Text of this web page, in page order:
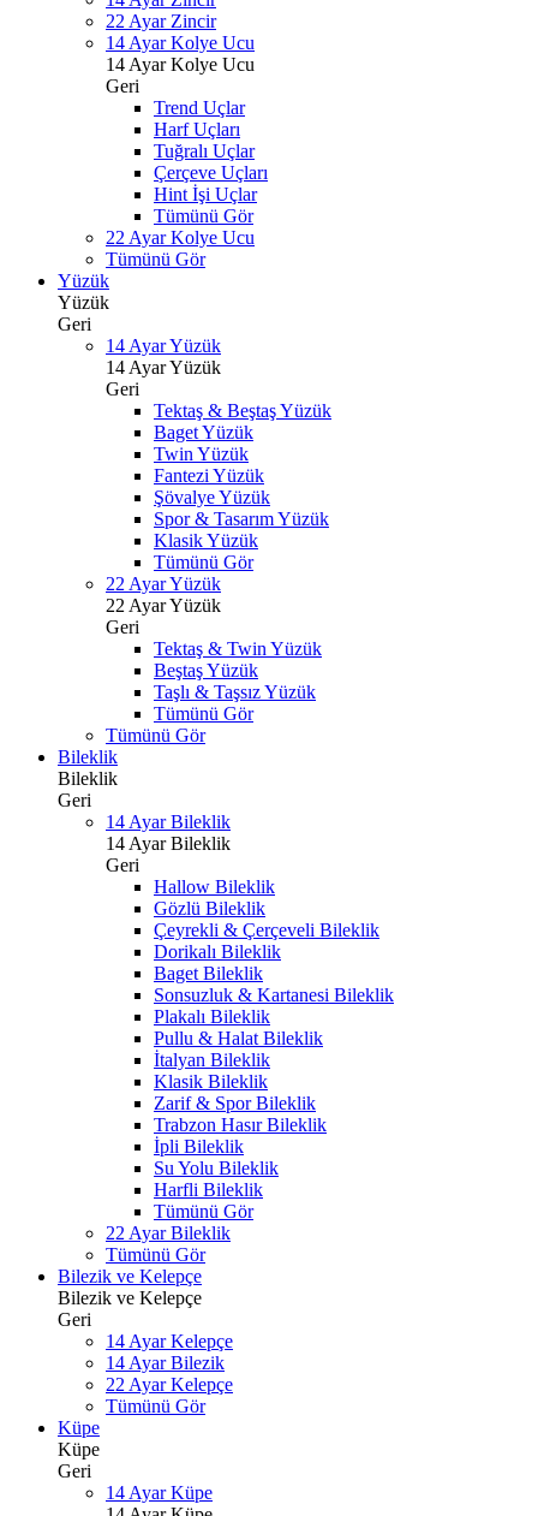
22 Ayar Zincir
14 Ayar Kolye Ucu
14 Ayar Kolye Ucu
Geri
Trend Uçlar
Harf Uçları
Tuğralı Uçlar
Çerçeve Uçları
Hint İşi Uçlar
Tümünü Gör
22 Ayar Kolye Ucu
Tümünü Gör
Yüzük
Yüzük
Geri
14 Ayar Yüzük
14 Ayar Yüzük
Geri
Tektaş & Beştaş Yüzük
Baget Yüzük
Twin Yüzük
Fantezi Yüzük
Şövalye Yüzük
Spor & Tasarım Yüzük
Klasik Yüzük
Tümünü Gör
22 Ayar Yüzük
22 Ayar Yüzük
Geri
Tektaş & Twin Yüzük
Beştaş Yüzük
Taşlı & Taşsız Yüzük
Tümünü Gör
Tümünü Gör
Bileklik
Bileklik
Geri
14 Ayar Bileklik
14 Ayar Bileklik
Geri
Hallow Bileklik
Gözlü Bileklik
Çeyrekli & Çerçeveli Bileklik
Dorikalı Bileklik
Baget Bileklik
Sonsuzluk & Kartanesi Bileklik
Plakalı Bileklik
Pullu & Halat Bileklik
İtalyan Bileklik
Klasik Bileklik
Zarif & Spor Bileklik
Trabzon Hasır Bileklik
İpli Bileklik
Su Yolu Bileklik
Harfli Bileklik
Tümünü Gör
22 Ayar Bileklik
Tümünü Gör
Bilezik ve Kelepçe
Bilezik ve Kelepçe
Geri
14 Ayar Kelepçe
14 Ayar Bilezik
22 Ayar Kelepçe
Tümünü Gör
Küpe
Küpe
Geri
14 Ayar Küpe